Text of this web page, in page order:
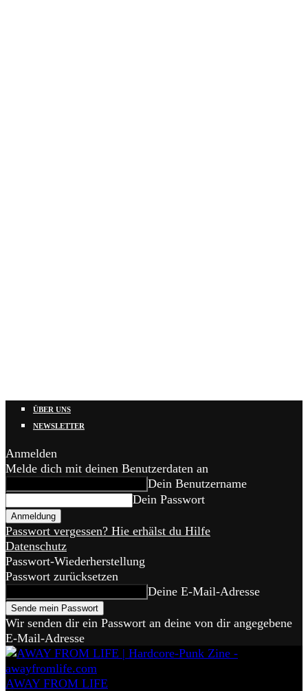
ÜBER UNS
NEWSLETTER
Anmelden
Melde dich mit deinen Benutzerdaten an
Dein Benutzername
Dein Passwort
Passwort vergessen? Hie erhälst du Hilfe
Datenschutz
Passwort-Wiederherstellung
Passwort zurücksetzen
Deine E-Mail-Adresse
Wir senden dir ein Passwort an deine von dir angegebene
E-Mail-Adresse
AWAY FROM LIFE